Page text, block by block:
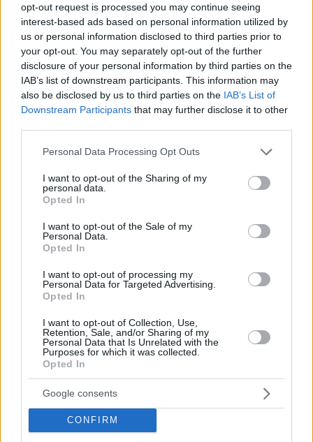
opt-out request is processed you may continue seeing
interest-based ads based on personal information utilized by
us or personal information disclosed to third parties prior to
your opt-out. You may separately opt-out of the further
disclosure of your personal information by third parties on the
IAB’s list of downstream participants. This information may
also be disclosed by us to third parties on the IAB’s List of
Downstream Participants that may further disclose it to other
Please note that this website/app uses one or more Google
not limited to your visit or usage behaviour. You may click to
grant or deny consent to Google and its third-party tags to
use your data for below specified purposes in below Google
consent section.
Personal Data Processing Opt Outs
I want to opt-out of the Sharing of my
personal data.
Opted In
I want to opt-out of the Sale of my
Personal Data.
Opted In
I want to opt-out of processing my
Personal Data for Targeted Advertising.
Opted In
I want to opt-out of Collection, Use,
Retention, Sale, and/or Sharing of my
Personal Data that Is Unrelated with the
Purposes for which it was collected.
Opted In
Google consents
CONFIRM
Κοινοποιήστε
Προηγούμενη
Real News
Επόμενη
Εστία